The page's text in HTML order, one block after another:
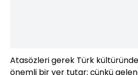
Atasözleri gerek Türk
önemli bir yer tutar; çünkü